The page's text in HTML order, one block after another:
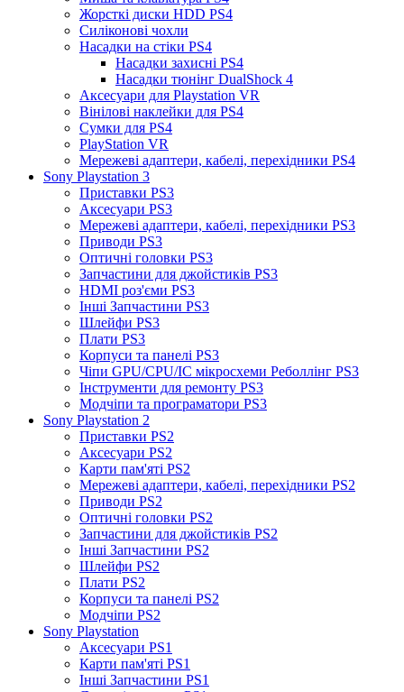
Жорсткі диски HDD PS4
Силіконові чохли
Насадки на стіки PS4
Насадки захисні PS4
Насадки тюнінг DualShock 4
Аксесуари для Playstation VR
Вінілові наклейки для PS4
Сумки для PS4
PlayStation VR
Мережеві адаптери, кабелі, перехідники PS4
Sony Playstation 3
Приставки PS3
Аксесуари PS3
Мережеві адаптери, кабелі, перехідники PS3
Приводи PS3
Оптичні головки PS3
Запчастини для джойстиків PS3
HDMI роз'єми PS3
Інші Запчастини PS3
Шлейфи PS3
Плати PS3
Корпуси та панелі PS3
Чіпи GPU/CPU/IC мікросхеми Реболлінг PS3
Інструменти для ремонту PS3
Модчіпи та програматори PS3
Sony Playstation 2
Приставки PS2
Аксесуари PS2
Карти пам'яті PS2
Мережеві адаптери, кабелі, перехідники PS2
Приводи PS2
Оптичні головки PS2
Запчастини для джойстиків PS2
Інші Запчастини PS2
Шлейфи PS2
Плати PS2
Корпуси та панелі PS2
Модчіпи PS2
Sony Playstation
Аксесуари PS1
Карти пам'яті PS1
Інші Запчастини PS1